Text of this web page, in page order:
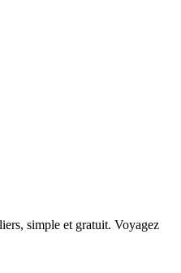
simple et gratuit. Voyagez